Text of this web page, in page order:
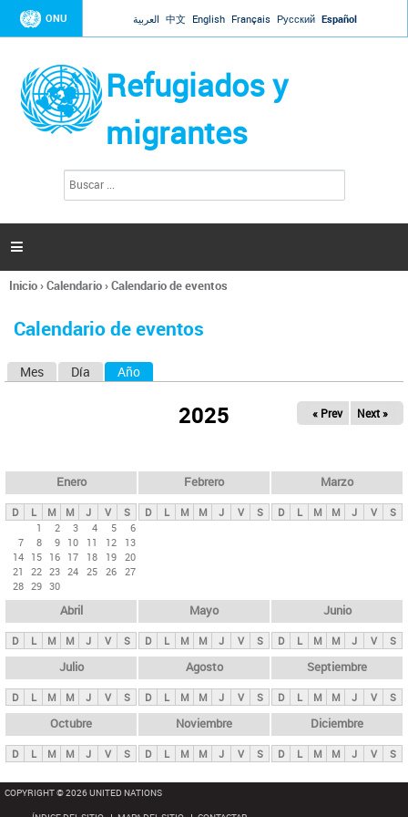
Jump to navigation
ONU العربية 中文 English Français Русский Español
Refugiados y
migrantes
l
d
s

Se
usted
Inicio›Calendario›Calendario de eventos
Calendario de eventos
s
p
n
i
p
a
l
s
Mes Día Año
2025 « Prev Next »
Enero
D L M M J V
S
1
2 3 4 5
6
7
8 9 10 11 12
13
14 15 16 17 18 19 20
21
22 23 24 25 26 27
28 29 30
Febrero
D L M M J V S
Marzo
D L M M J V S
Abril
D L M M J V S
Mayo
D L M M J V S
Junio
D L M M J V S
Julio
D L M M J V S
Agosto
D L M M J V S
Septiembre
D L M M J V S
Octubre
D L M M J V S
Noviembre
D L M M J V S
Diciembre
D L M M J V S
COPYRIGHT © 2026 UNITED NATIONS